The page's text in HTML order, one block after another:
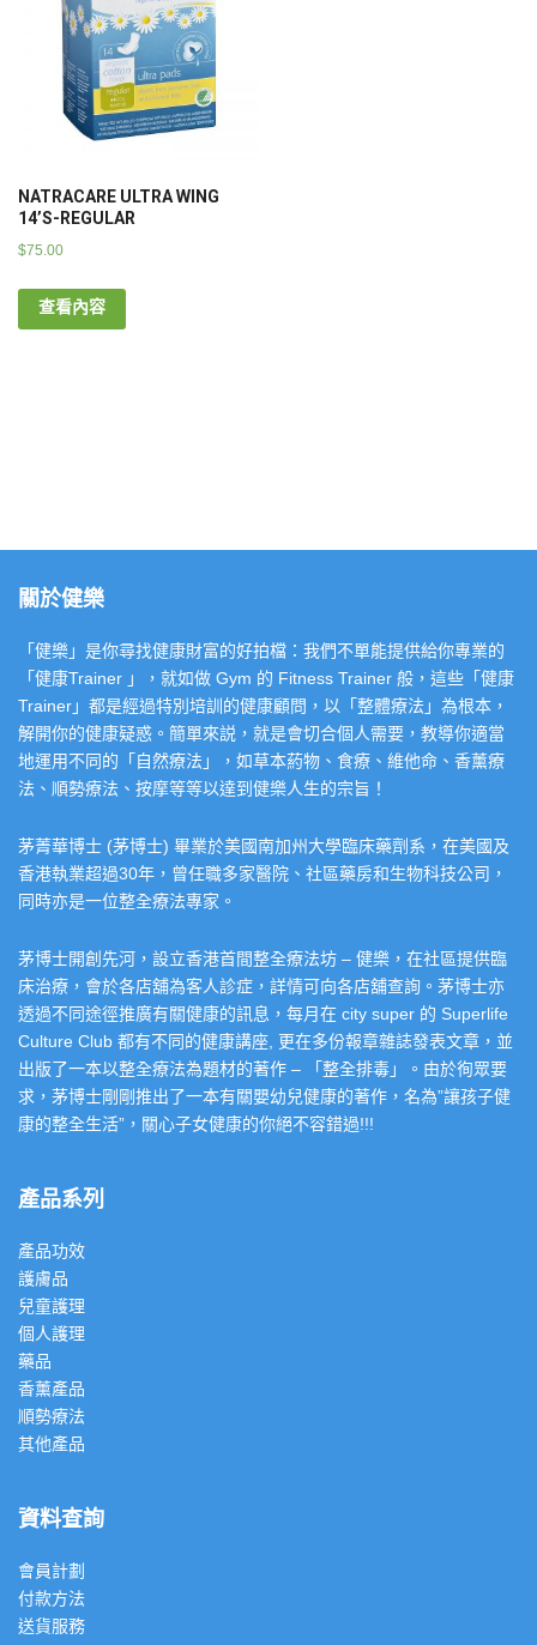
NATRACARE ULTRA WING
14’S-REGULAR
$75.00
查看內容
關於健樂
「健樂」是你尋找健康財富的好拍檔：我們不單能提供給你專業的
「健康Trainer 」，就如做 Gym 的 Fitness Trainer 般，這些「健康
Trainer」都是經過特別培訓的健康顧問，以「整體療法」為根本，
解開你的健康疑惑。簡單來説，就是會切合個人需要，教導你適當
地運用不同的「自然療法」，如草本葯物、食療、維他命、香薰療
法、順勢療法、按摩等等以達到健樂人生的宗旨！
茅菁華博士 (茅博士) 畢業於美國南加州大學臨床藥劑系，在美國及
香港執業超過30年，曾任職多家醫院、社區藥房和生物科技公司，
同時亦是一位整全療法專家。
茅博士開創先河，設立香港首間整全療法坊 – 健樂，在社區提供臨
床治療，會於各店舖為客人診症，詳情可向各店舖查詢。茅博士亦
透過不同途徑推廣有關健康的訊息，每月在 city super 的 Superlife
Culture Club 都有不同的健康講座, 更在多份報章雜誌發表文章，並
出版了一本以整全療法為題材的著作 – 「整全排毒」。由於徇眾要
求，茅博士剛剛推出了一本有關嬰幼兒健康的著作，名為”讓孩子健
康的整全生活”，關心子女健康的你絕不容錯過!!!
產品系列
產品功效
護膚品
兒童護理
個人護理
藥品
香薰產品
順勢療法
其他產品
資料查詢
會員計劃
付款方法
送貨服務